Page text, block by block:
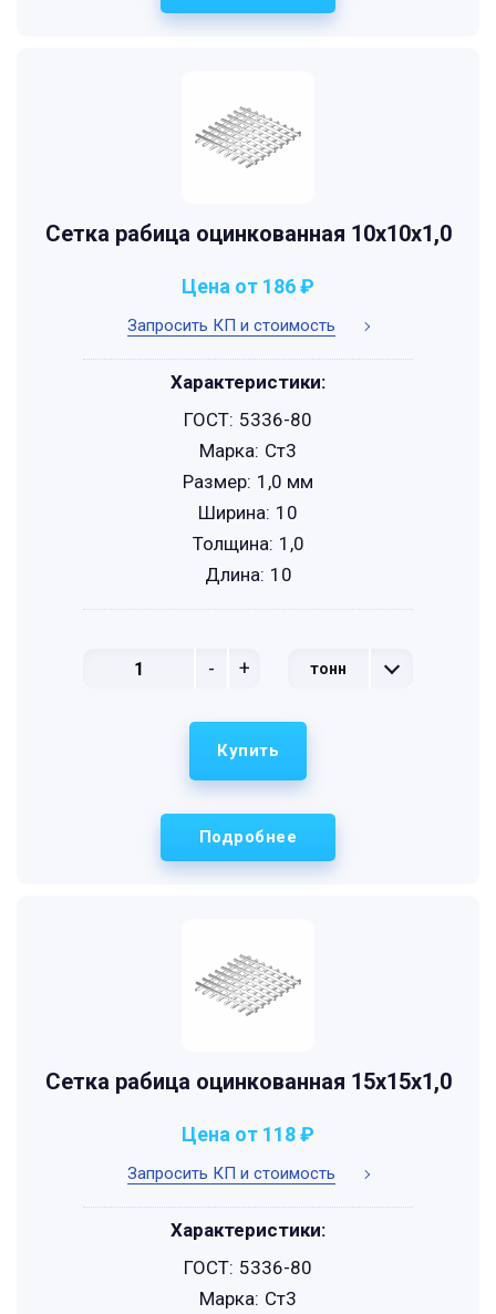
Сетка рабица оцинкованная 10х10х1,0
Запросить КП и стоимость
Цена от 186 ₽
- + тонн
Характеристики:
ГОСТ: 5336-80
Марка: Ст3
Размер: 1,0 мм
Ширина: 10
Толщина: 1,0
Длина: 10
Подробнее
Купить
Сетка рабица оцинкованная 15х15х1,0
Запросить КП и стоимость
Цена от 118 ₽
Характеристики:
ГОСТ: 5336-80
Марка: Ст3